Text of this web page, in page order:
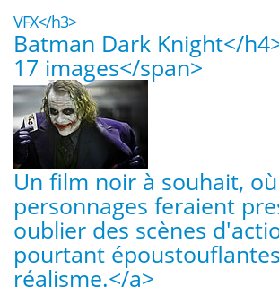
VFX</h3>
Batman Dark Knight</
17 images</span>
Un film noir à souhait,
personnages feraient
oublier des scènes
pourtant
réalisme.</a>